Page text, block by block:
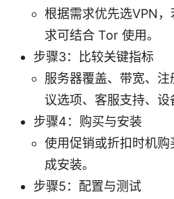
根据需求优先选VPN
求可结合 Tor 使用。
步骤3：比较关键指标
服务器覆盖、带宽、
议选项、客服支持、设
步骤4：购买与安装
使用促销或折扣时机
成安装。
步骤5：配置与测试